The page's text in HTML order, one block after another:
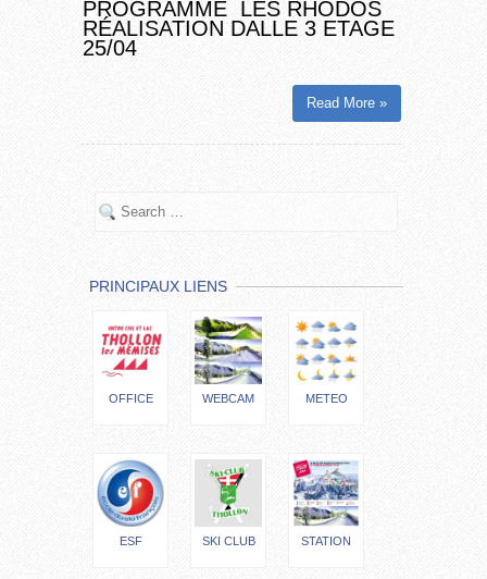
PROGRAMME LES RHODOS
RÉALISATION DALLE 3 ETAGE
25/04
Read More »
PRINCIPAUX LIENS
OFFICE WEBCAM METEO
ESF SKI CLUB STATION